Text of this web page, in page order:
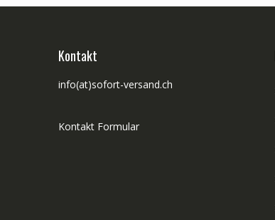
Kontakt
info(at)sofort-versand.ch
Kontakt Formular